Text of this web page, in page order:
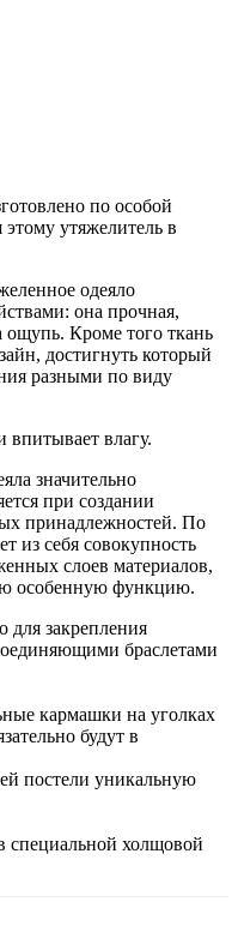
по особой
утяжелитель в
одеяло
она прочная,
ощупь. Кроме того ткань
достигнуть который
разными по виду
впитывает влагу.
значительно
при создании
принадлежностей. По
из себя совокупность
слоев материалов,
особенную функцию.
для закрепления
браслетами
кармашки на уголках
будут в
постели уникальную
специальной холщовой